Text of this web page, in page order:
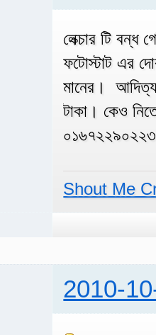
লেক্চার টি বন্ধ
ফটোস্টাট এর
মানের।
টাকা। কেও
০১৬৭২২৯০২২৩
Shout Me
2010-